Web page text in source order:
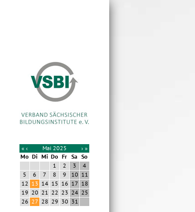
« ‹ Mai 2025 › »
Mo Di Mi Do Fr Sa So
1
2 3
4
5
6 7 8 9 10 11
12 13 14 15 16 17 18
19 20 21 22 23 24 25
26 27 28 29 30 31